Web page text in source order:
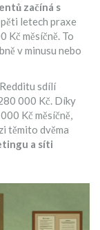
začíná s
letech praxe
Kč měsíčně. To
v minusu nebo
sdílí
000 Kč. Díky
Kč měsíčně,
těmito dvěma
a síti